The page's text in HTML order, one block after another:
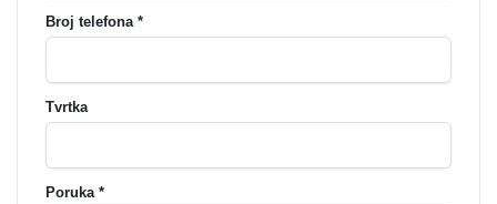
Broj telefona *
Tvrtka
Poruka *